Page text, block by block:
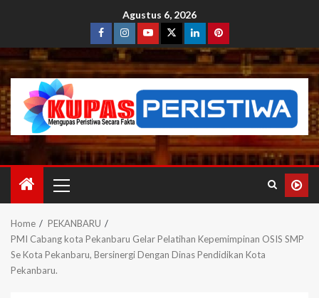
Agustus 6, 2026
Home
PEKANBARU
PMI Cabang kota Pekanbaru Gelar Pelatihan Kepemimpinan OSIS SMP
Se Kota Pekanbaru, Bersinergi Dengan Dinas Pendidikan Kota
Pekanbaru.